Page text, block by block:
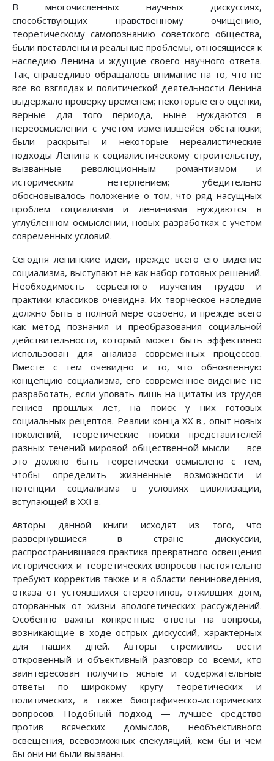
В многочисленных научных дискуссиях,
способствующих нравственному очищению,
теоретическому самопознанию советского общества,
были поставлены и реальные проблемы, относящиеся к
наследию Ленина и ждущие своего научного ответа.
Так, справедливо обращалось внимание на то, что не
все во взглядах и политической деятельности Ленина
выдержало проверку временем; некоторые его оценки,
верные для того периода, ныне нуждаются в
переосмыслении с учетом изменившейся обстановки;
были раскрыты и некоторые нереалистические
подходы Ленина к социалистическому строительству,
вызванные революционным романтизмом и
историческим нетерпением; убедительно
обосновывалось положение о том, что ряд насущных
проблем социализма и ленинизма нуждаются в
углубленном осмыслении, новых разработках с учетом
современных условий.
Сегодня ленинские идеи, прежде всего его видение
социализма, выступают не как набор готовых решений.
Необходимость серьезного изучения трудов и
практики классиков очевидна. Их творческое наследие
должно быть в полной мере освоено, и прежде всего
как метод познания и преобразования социальной
действительности, который может быть эффективно
использован для анализа современных процессов.
Вместе с тем очевидно и то, что обновленную
концепцию социализма, его современное видение не
разработать, если уповать лишь на цитаты из трудов
гениев прошлых лет, на поиск у них готовых
социальных рецептов. Реалии конца XX в., опыт новых
поколений, теоретические поиски представителей
разных течений мировой общественной мысли — все
это должно быть теоретически осмыслено с тем,
чтобы определить жизненные возможности и
потенции социализма в условиях цивилизации,
вступающей в XXI в.
Авторы данной книги исходят из того, что
развернувшиеся в стране дискуссии,
распространившаяся практика превратного освещения
исторических и теоретических вопросов настоятельно
требуют корректив также и в области лениноведения,
отказа от устоявшихся стереотипов, отживших догм,
оторванных от жизни апологетических рассуждений.
Особенно важны конкретные ответы на вопросы,
возникающие в ходе острых дискуссий, характерных
для наших дней. Авторы стремились вести
откровенный и объективный разговор со всеми, кто
заинтересован получить ясные и содержательные
ответы по широкому кругу теоретических и
политических, а также биографическо-исторических
вопросов. Подобный подход — лучшее средство
против всяческих домыслов, необъективного
освещения, всевозможных спекуляций, кем бы и чем
бы они ни были вызваны.